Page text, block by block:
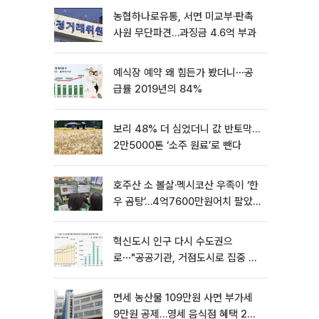
농협하나로유통, 서면 미교부·판촉
사원 무단파견…과징금 4.6억 부과
예식장 예약 왜 힘든가 봤더니⋯공
급률 2019년의 84%
보리 48% 더 심었더니 값 반토막…
2만5000톤 ‘소주 원료’로 뺀다
호주산 소 볼살·멕시코산 우족이 ‘한
우 곰탕’…4억7600만원어치 팔았
혁신도시 인구 다시 수도권으
로⋯"공공기관, 거점도시로 집중 이
면세 농산물 109만원 사면 부가세
9만원 공제…영세 음식점 혜택 2년